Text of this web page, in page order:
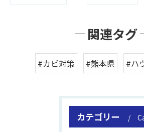
関連タグ
#カビ対策 #熊本県 #ハ
カテゴリー